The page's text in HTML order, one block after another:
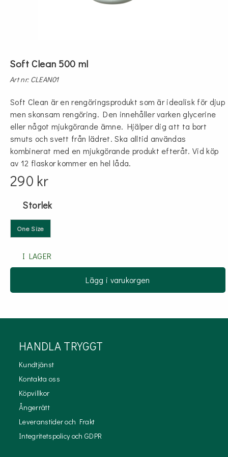
Soft Clean 500 ml
Art nr: CLEAN01
Soft Clean är en rengöringsprodukt som är idealisk för djup
men skonsam rengöring. Den innehåller varken glycerine
eller något mjukgörande ämne. Hjälper dig att ta bort
smuts och svett från lädret. Ska alltid användas
kombinerat med en mjukgörande produkt efteråt. Vid köp
av 12 flaskor kommer en hel låda.
290 kr
Storlek
One Size
I LAGER
Lägg i varukorgen
HANDLA TRYGGT
Kundtjänst
Kontakta oss
Köpvillkor
Ångerrätt
Leveranstider och Frakt
Integritetspolicy och GDPR